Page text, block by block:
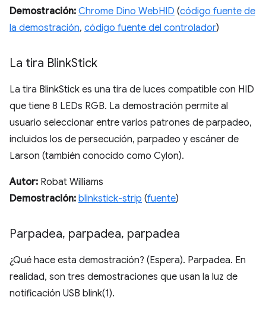
Demostración: Chrome Dino WebHID (código fuente de
la demostración, código fuente del controlador)
La tira BlinkStick
La tira BlinkStick es una tira de luces compatible con HID
que tiene 8 LEDs RGB. La demostración permite al
usuario seleccionar entre varios patrones de parpadeo,
incluidos los de persecución, parpadeo y escáner de
Larson (también conocido como Cylon).
Autor: Robat Williams
Demostración: blinkstick-strip (fuente)
Parpadea, parpadea, parpadea
¿Qué hace esta demostración? (Espera). Parpadea. En
realidad, son tres demostraciones que usan la luz de
notificación USB blink(1).